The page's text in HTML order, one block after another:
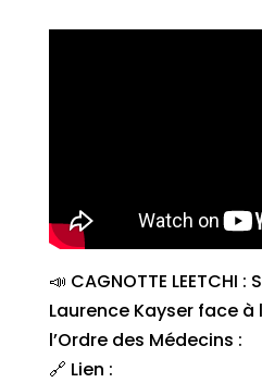
📣 CAGNOTTE LEETCHI
Laurence Kayser face
l’Ordre des Médecins :
🔗 Lien :